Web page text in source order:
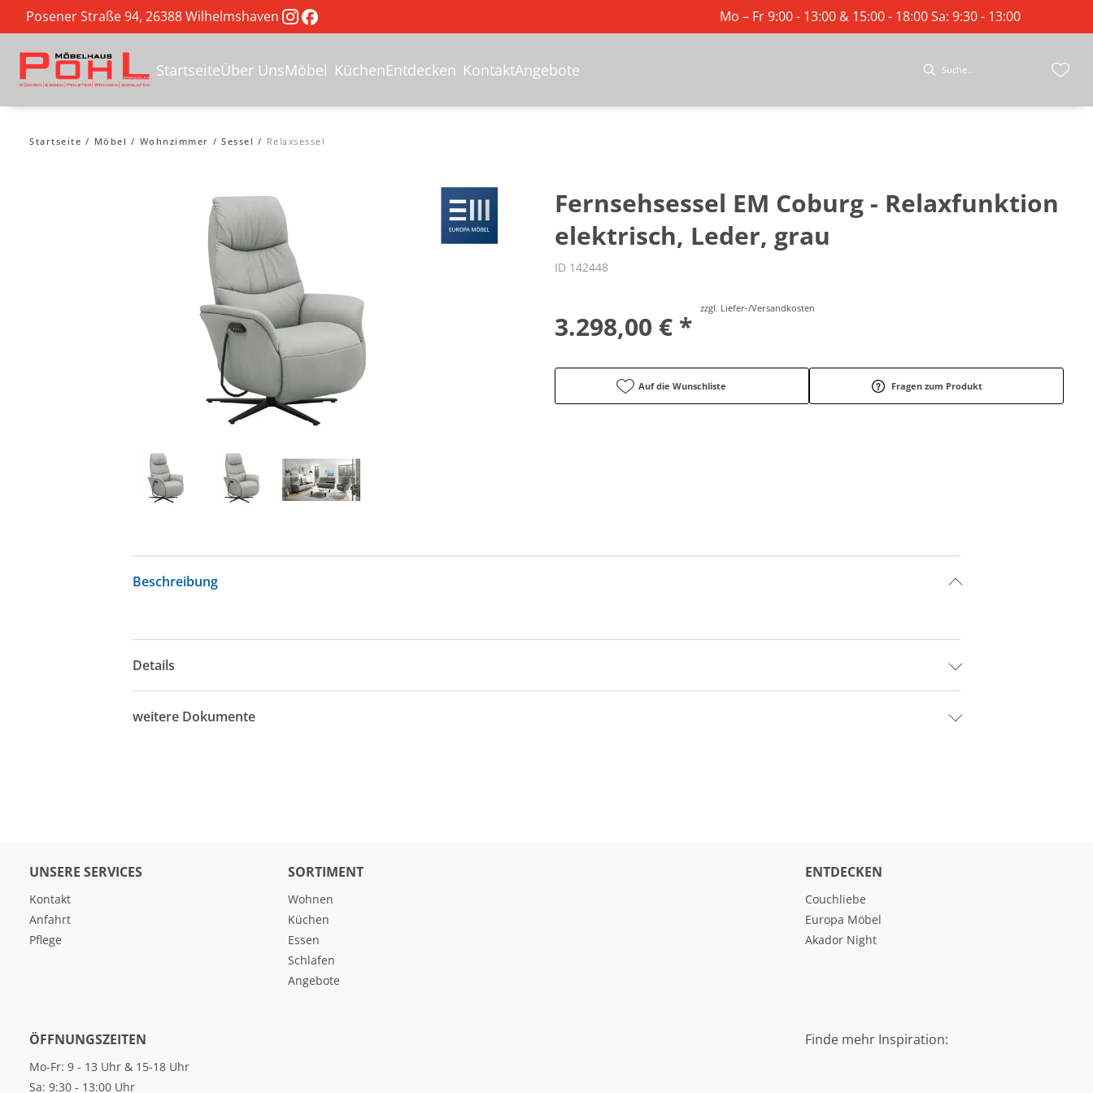
Posener Straße 94, 26388 Wilhelmshaven Mo – Fr 9:00 - 13:00 & 15:00 - 18:00 Sa: 9:30 - 13:00
StartseiteÜber UnsMöbel KüchenEntdecken KontaktAngebote
Startseite Möbel Wohnzimmer Sessel Relaxsessel
Fernsehsessel EM Coburg - Relaxfunktion
elektrisch, Leder, grau
ID 142448
3.298,00 € *
zzgl. Liefer-/Versandkosten
Auf die Wunschliste Fragen zum Produkt
Beschreibung
Details
weitere Dokumente
UNSERE SERVICES
Kontakt
Anfahrt
Pflege
SORTIMENT
Wohnen
Küchen
Essen
Schlafen
Angebote
ENTDECKEN
Couchliebe
Europa Möbel
Akador Night
ÖFFNUNGSZEITEN
Mo-Fr: 9 - 13 Uhr & 15-18 Uhr
Sa: 9:30 - 13:00 Uhr
Finde mehr Inspiration: